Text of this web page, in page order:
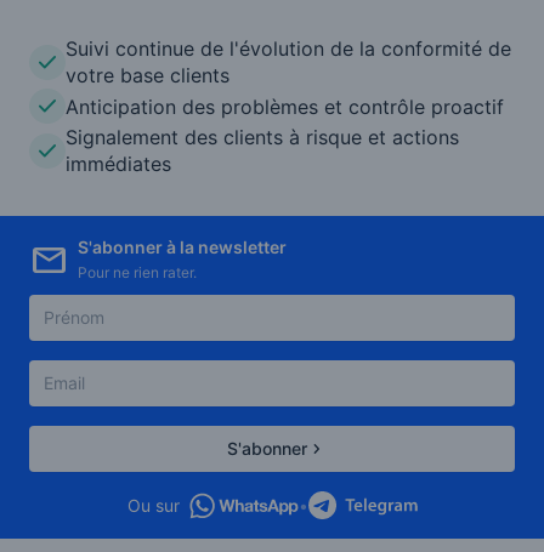
Suivi continue de l'évolution de la conformité de
votre base clients
Anticipation des problèmes et contrôle proactif
Signalement des clients à risque et actions
immédiates
S'abonner à la newsletter
Pour ne rien rater.
S'abonner
Ou sur •